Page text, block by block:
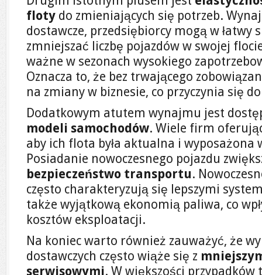
floty do zmieniających się potrzeb.
dostawcze, przedsiębiorcy mogą w łatwy
zmniejszać liczbę pojazdów w swojej
ważne w sezonach wysokiego
Oznacza to, że bez trwającego
na zmiany w biznesie, co przyczynia się
Dodatkowym atutem wynajmu jest
modeli samochodów. Wiele firm
aby ich flota była aktualna i wyposażona
Posiadanie nowoczesnego pojazdu
bezpieczeństwo transportu.
często charakteryzują się lepszymi
także wyjątkową ekonomią paliwa, co
kosztów eksploatacji.
Na koniec warto również zauważyć, że
dostawczych często wiąże się z
serwisowymi. W większości